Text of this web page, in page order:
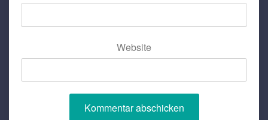
Website